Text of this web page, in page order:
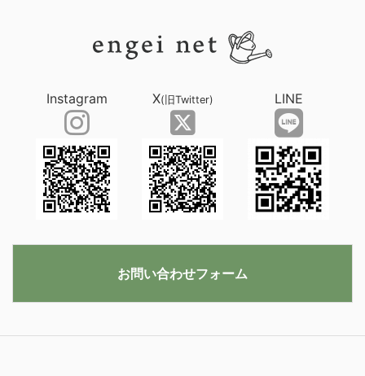
Instagram X(旧Twitter) LINE
お問い合わせフォーム